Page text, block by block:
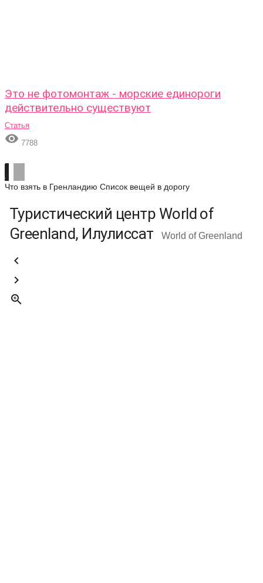
Это не фотомонтаж - морские единороги
действительно существуют
Статья
 7788
Что взять в Гренландию Список вещей в дорогу
Туристический центр World of
Greenland, Илулиссат
World of Greenland


